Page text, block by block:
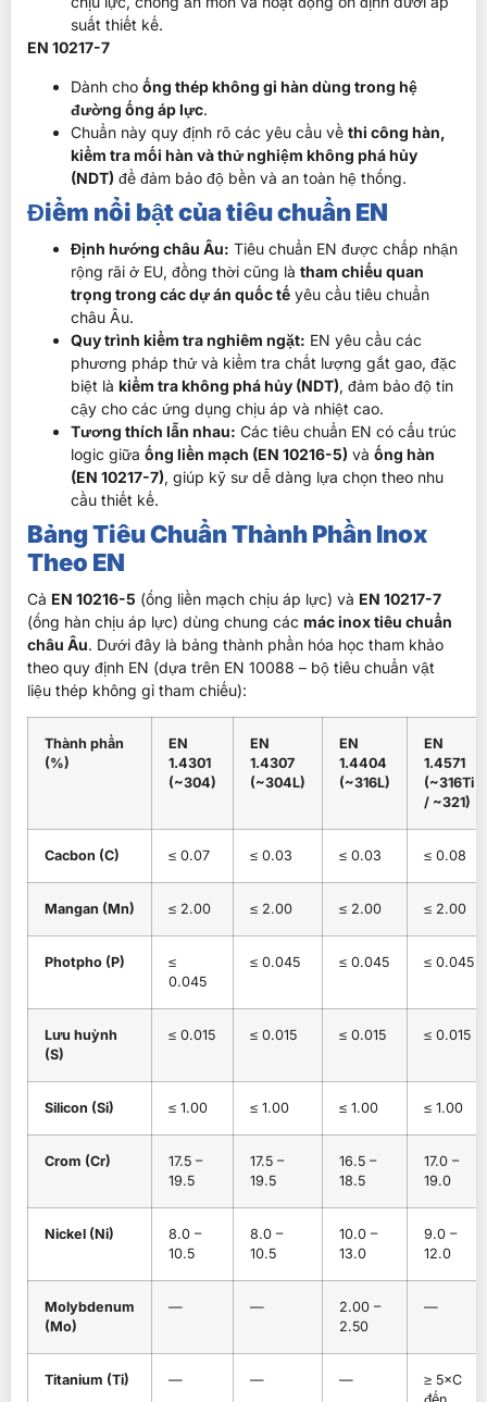
suất thiết kế.
EN 10217-7
Dành cho ống thép không gỉ hàn dùng trong hệ
đường ống áp lực.
Chuẩn này quy định rõ các yêu cầu về thi công hàn,
kiểm tra mối hàn và thử nghiệm không phá hủy
(NDT) để đảm bảo độ bền và an toàn hệ thống.
Điểm nổi bật của tiêu chuẩn EN
Định hướng châu Âu: Tiêu chuẩn EN được chấp nhận
rộng rãi ở EU, đồng thời cũng là tham chiếu quan
trọng trong các dự án quốc tế yêu cầu tiêu chuẩn
châu Âu.
Quy trình kiểm tra nghiêm ngặt: EN yêu cầu các
phương pháp thử và kiểm tra chất lượng gắt gao, đặc
biệt là kiểm tra không phá hủy (NDT), đảm bảo độ tin
cậy cho các ứng dụng chịu áp và nhiệt cao.
Tương thích lẫn nhau: Các tiêu chuẩn EN có cấu trúc
logic giữa ống liền mạch (EN 10216-5) và ống hàn
(EN 10217-7), giúp kỹ sư dễ dàng lựa chọn theo nhu
cầu thiết kế.
Bảng Tiêu Chuẩn Thành Phần Inox
Theo EN
Cả EN 10216-5 (ống liền mạch chịu áp lực) và EN 10217-7
(ống hàn chịu áp lực) dùng chung các mác inox tiêu chuẩn
châu Âu. Dưới đây là bảng thành phần hóa học tham khảo
theo quy định EN (dựa trên EN 10088 – bộ tiêu chuẩn vật
liệu thép không gỉ tham chiếu):
Thành phần
(%)
EN
1.4301
(~304)
EN
1.4307
(~304L)
EN
1.4404
(~316L)
EN
1.4571
(~316Ti
/ ~321)
Cacbon (C) ≤ 0.07 ≤ 0.03 ≤ 0.03 ≤ 0.08
Mangan (Mn) ≤ 2.00 ≤ 2.00 ≤ 2.00 ≤ 2.00
Photpho (P)
≤
0.045
≤ 0.045 ≤ 0.045 ≤ 0.045
Lưu huỳnh
(S)
≤ 0.015 ≤ 0.015 ≤ 0.015 ≤ 0.015
Silicon (Si) ≤ 1.00 ≤ 1.00 ≤ 1.00 ≤ 1.00
Crom (Cr)
17.5 –
19.5
17.5 –
19.5
16.5 –
18.5
17.0 –
19.0
Nickel (Ni)
8.0 –
10.5
8.0 –
10.5
10.0 –
13.0
9.0 –
12.0
Molybdenum
(Mo)
— —
2.00 –
2.50
—
Titanium (Ti) — — —
≥ 5×C